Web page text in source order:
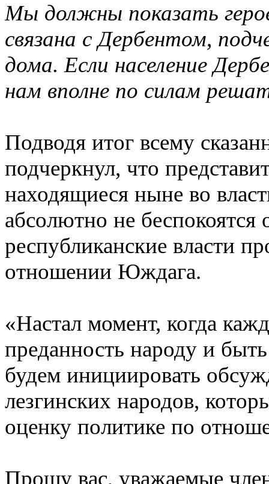
Мы должны показать
связана с Дербентом,
дома.Если население
нам вполне по силам
Подводя итог всему
подчеркнул, что
находящиеся ныне во
абсолютно не беспокоятся
республиканские власти
отношении Юждага.
«Настал момент, когда
преданность народу и
будем инициировать
лезгинских народов,
оценку политике по
Прошу вас, уважаемые